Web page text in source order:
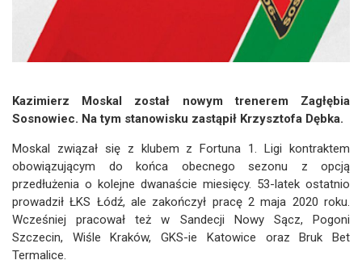
Kazimierz Moskal został nowym trenerem Zagłębia
Sosnowiec. Na tym stanowisku zastąpił Krzysztofa Dębka.
Moskal związał się z klubem z Fortuna 1. Ligi kontraktem
obowiązującym do końca obecnego sezonu z opcją
przedłużenia o kolejne dwanaście miesięcy. 53-latek ostatnio
prowadził ŁKS Łódź, ale zakończył pracę 2 maja 2020 roku.
Wcześniej pracował też w Sandecji Nowy Sącz, Pogoni
Szczecin, Wiśle Kraków, GKS-ie Katowice oraz Bruk Bet
Termalice.